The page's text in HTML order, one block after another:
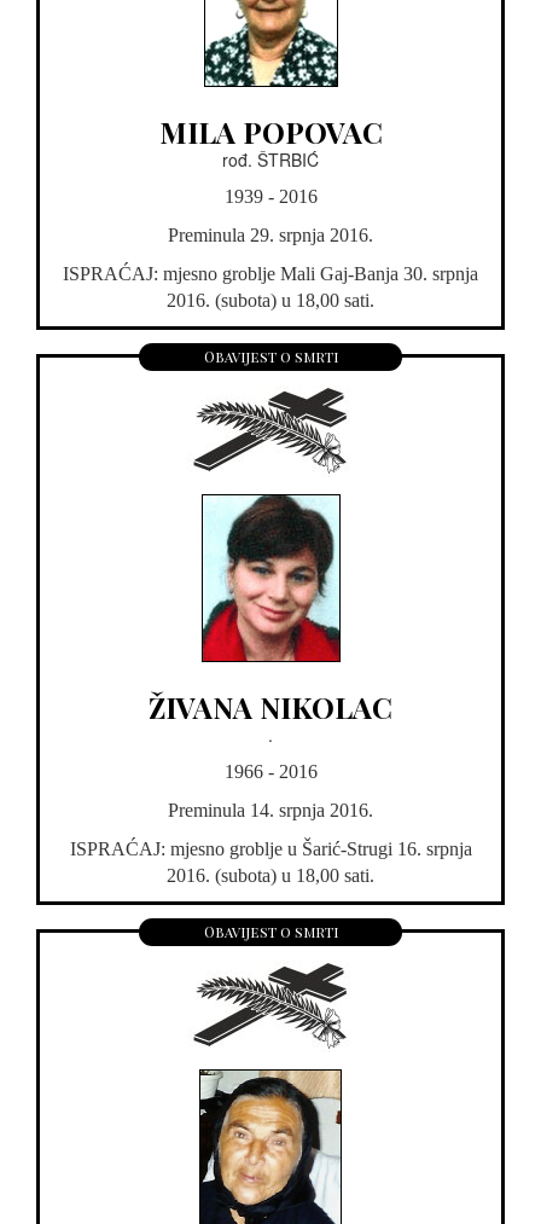
MILA POPOVAC
rođ. ŠTRBIĆ
1939 - 2016
Preminula 29. srpnja 2016.
ISPRAĆAJ: mjesno groblje Mali Gaj-Banja 30. srpnja
2016. (subota) u 18,00 sati.
Obavijest o smrti
ŽIVANA NIKOLAC
.
1966 - 2016
Preminula 14. srpnja 2016.
ISPRAĆAJ: mjesno groblje u Šarić-Strugi 16. srpnja
2016. (subota) u 18,00 sati.
Obavijest o smrti